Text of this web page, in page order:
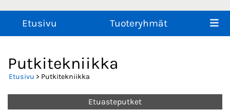
Etusivu Tuoteryhmät
Putkitekniikka
Etusivu > Putkitekniikka
Etuasteputket